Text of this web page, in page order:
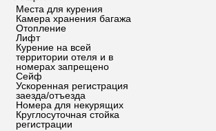
Места для курения
Камера хранения багажа
Отопление
Лифт
Курение на всей
территории отеля и в
номерах запрещено
Сейф
Ускоренная регистрация
заезда/отъезда
Номера для некурящих
Круглосуточная стойка
регистрации